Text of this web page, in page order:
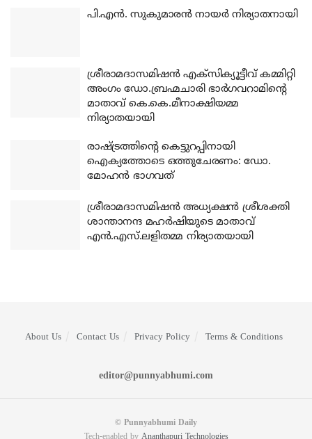
പി.എന്‍. സുകുമാരന്‍ നായര്‍ നിര്യാതനായി
ശ്രീരാമദാസമിഷന്‍ എക്‌സിക്യൂട്ടീവ് കമ്മിറ്റി
അംഗം ഡോ.ബ്രഹ്മചാരി ഭാര്‍ഗവറാമിന്റെ
മാതാവ് കെ.കെ.മീനാക്ഷിയമ്മ
നിര്യാതയായി
രാഷ്ട്രത്തിന്റെ കെട്ടുറപ്പിനായി
ഐക്യത്തോടെ ഒത്തുചേരണം: ഡോ.
മോഹന്‍ ഭാഗവത്
ശ്രീരാമദാസമിഷന്‍ അധ്യക്ഷന്‍ ശ്രീശക്തി
ശാന്താനന്ദ മഹര്‍ഷിയുടെ മാതാവ്
എന്‍.എസ്.ലളിതമ്മ നിര്യാതയായി
About Us Contact Us Privacy Policy Terms & Conditions
editor@punnyabhumi.com
© Punnyabhumi Daily